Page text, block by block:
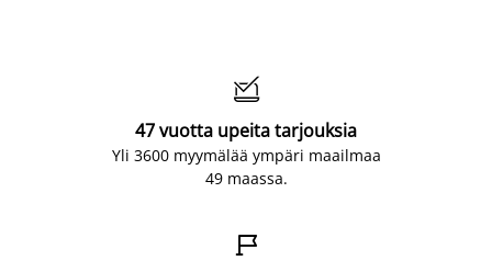

47 vuotta upeita tarjouksia
Yli 3600 myymälää ympäri maailmaa
49 maassa.
